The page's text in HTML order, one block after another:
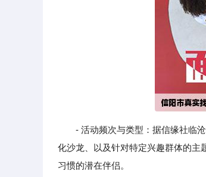
- 活动频次与类型：据信缘社临
化沙龙、以及针对特定兴趣群体的主
习惯的潜在伴侣。